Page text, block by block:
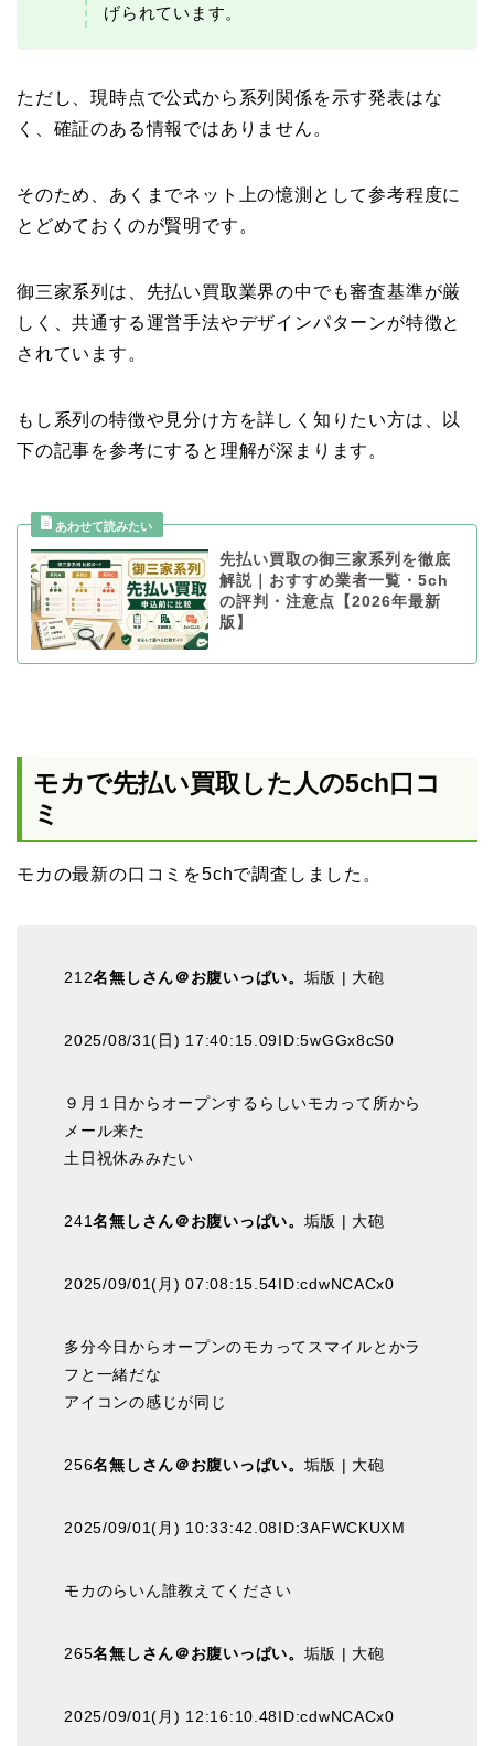
げられています。
ただし、現時点で公式から系列関係を示す発表はな
く、確証のある情報ではありません。
そのため、あくまでネット上の憶測として参考程度に
とどめておくのが賢明です。
御三家系列は、先払い買取業界の中でも審査基準が厳
しく、共通する運営手法やデザインパターンが特徴と
されています。
もし系列の特徴や見分け方を詳しく知りたい方は、以
下の記事を参考にすると理解が深まります。
先払い買取の御三家系列を徹底
解説｜おすすめ業者一覧・5ch
の評判・注意点【2026年最新
版】
モカで先払い買取した人の5ch口コ
ミ
モカの最新の口コミを5chで調査しました。
212名無しさん＠お腹いっぱい。 垢版 | 大砲
2025/08/31(日) 17:40:15.09ID:5wGGx8cS0
９月１日からオープンするらしいモカって所から
メール来た
土日祝休みみたい
241名無しさん＠お腹いっぱい。 垢版 | 大砲
2025/09/01(月) 07:08:15.54ID:cdwNCACx0
多分今日からオープンのモカってスマイルとかラ
フと一緒だな
アイコンの感じが同じ
256名無しさん＠お腹いっぱい。 垢版 | 大砲
2025/09/01(月) 10:33:42.08ID:3AFWCKUXM
モカのらいん誰教えてください
265名無しさん＠お腹いっぱい。 垢版 | 大砲
2025/09/01(月) 12:16:10.48ID:cdwNCACx0